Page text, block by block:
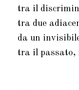
tra il
tra due
da un
tra il passato,